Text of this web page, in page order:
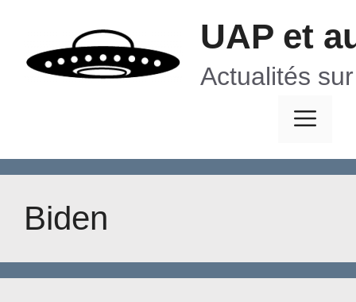
contenu
UAP et
Actualités
Biden